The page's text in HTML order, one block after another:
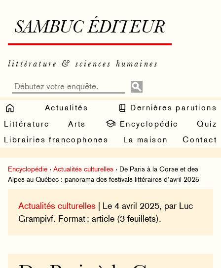
SAMBUC ÉDITEUR
littérature & sciences humaines
Actualités
Dernières parutions
Littérature
Arts Encyclopédie
Quiz
Librairies francophones
La maison Contact
Encyclopédie › Actualités culturelles › De Paris à la Corse et des
Alpes au Québec : panorama des festivals littéraires d’avril 2025
Actualités culturelles | Le 4 avril 2025, par Luc
Grampivf. Format : article (3 feuillets).